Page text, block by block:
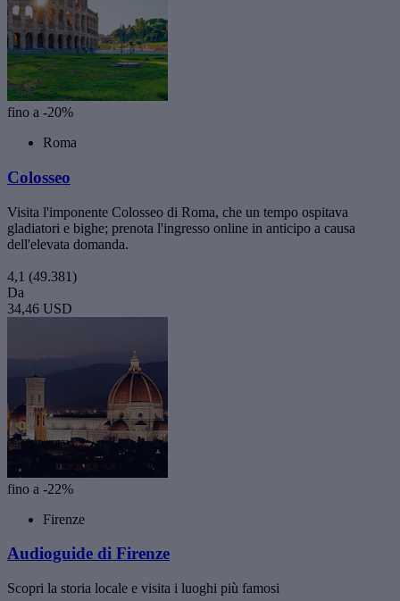
fino a -20%
Roma
Colosseo
Visita l'imponente Colosseo di Roma, che un tempo ospitava
gladiatori e bighe; prenota l'ingresso online in anticipo a causa
dell'elevata domanda.
4,1 (49.381)
Da
34,46 USD
fino a -22%
Firenze
Audioguide di Firenze
Scopri la storia locale e visita i luoghi più famosi